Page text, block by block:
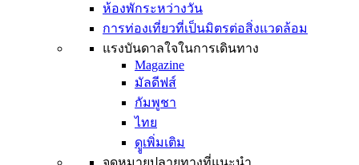
ห้องพักระหว่างวัน
การท่องเที่ยวที่เป็นมิตรต่อสิ่งแวดล้อม
แรงบันดาลใจในการเดินทาง
Magazine
มัลดีฟส์
กัมพูชา
ไทย
ดููเพิ่มเติม
จุดหมายปลายทางที่แนะนำ